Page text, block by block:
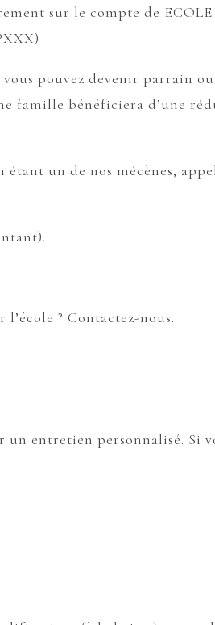
ment sur le compte de
pouvez devenir parrain
famille bénéficiera d’une
un de nos mécènes,
? Contactez-nous.
entretien personnalisé. Si